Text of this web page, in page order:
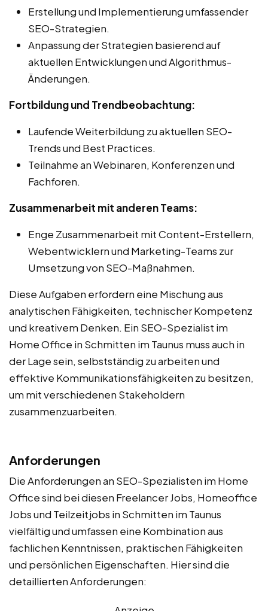
Erstellung und Implementierung umfassender
SEO-Strategien.
Anpassung der Strategien basierend auf
aktuellen Entwicklungen und Algorithmus-
Änderungen.
Fortbildung und Trendbeobachtung:
Laufende Weiterbildung zu aktuellen SEO-
Trends und Best Practices.
Teilnahme an Webinaren, Konferenzen und
Fachforen.
Zusammenarbeit mit anderen Teams:
Enge Zusammenarbeit mit Content-Erstellern,
Webentwicklern und Marketing-Teams zur
Umsetzung von SEO-Maßnahmen.
Diese Aufgaben erfordern eine Mischung aus
analytischen Fähigkeiten, technischer Kompetenz
und kreativem Denken. Ein SEO-Spezialist im
Home Office in Schmitten im Taunus muss auch in
der Lage sein, selbstständig zu arbeiten und
effektive Kommunikationsfähigkeiten zu besitzen,
um mit verschiedenen Stakeholdern
zusammenzuarbeiten.
Anforderungen
Die Anforderungen an SEO-Spezialisten im Home
Office sind bei diesen Freelancer Jobs, Homeoffice
Jobs und Teilzeitjobs in Schmitten im Taunus
vielfältig und umfassen eine Kombination aus
fachlichen Kenntnissen, praktischen Fähigkeiten
und persönlichen Eigenschaften. Hier sind die
detaillierten Anforderungen: